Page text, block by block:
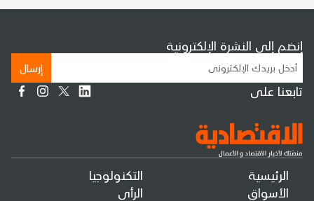
الرئيسية
الأسواق
التكنولوجيا
الرأي
إنضم إلى النشرة الإلكترونية
إرسال
تابعنا على